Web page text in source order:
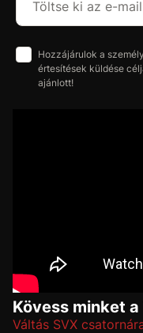
Hozzájárulok a
értesítések küldése
ajánlott!
Kövess minket
Váltás SVX